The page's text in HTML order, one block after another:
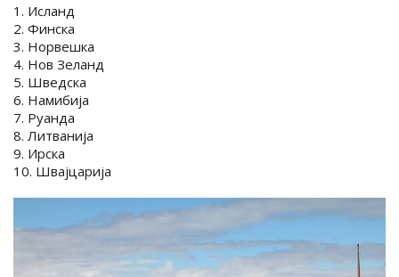
1. Исланд
2. Финска
3. Норвешка
4. Нов Зеланд
5. Шведска
6. Намибија
7. Руанда
8. Литванија
9. Ирска
10. Швајцарија